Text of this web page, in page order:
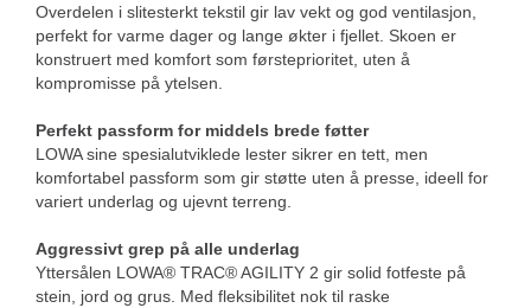
Overdelen i slitesterkt tekstil gir lav vekt og god ventilasjon,
perfekt for varme dager og lange økter i fjellet. Skoen er
konstruert med komfort som førsteprioritet, uten å
kompromisse på ytelsen.
Perfekt passform for middels brede føtter
LOWA sine spesialutviklede lester sikrer en tett, men
komfortabel passform som gir støtte uten å presse, ideell for
variert underlag og ujevnt terreng.
Aggressivt grep på alle underlag
Yttersålen LOWA® TRAC® AGILITY 2 gir solid fotfeste på
stein, jord og grus. Med fleksibilitet nok til raske